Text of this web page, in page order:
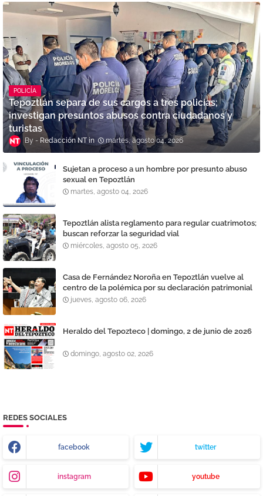
POLICÍA
Tepoztlán separa de sus cargos a tres policías;
investigan presuntos abusos contra ciudadanos y
turistas
Redacción NT martes, agosto 04, 2026
Sujetan a proceso a un hombre por presunto abuso
sexual en Tepoztlán
martes, agosto 04, 2026
Tepoztlán alista reglamento para regular cuatrimotos;
buscan reforzar la seguridad vial
miércoles, agosto 05, 2026
Casa de Fernández Noroña en Tepoztlán vuelve al
centro de la polémica por su declaración patrimonial
jueves, agosto 06, 2026
Heraldo del Tepozteco | domingo, 2 de junio de 2026
domingo, agosto 02, 2026
REDES SOCIALES
facebook twitter
instagram youtube